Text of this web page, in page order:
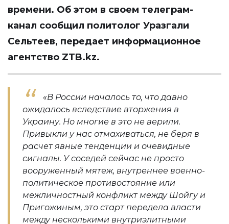
времени. Об этом в своем телеграм-
канал сообщил политолог Уразгали
Сельтеев, передает информационное
агентство ZTB.kz.
«В России началось то, что давно
ожидалось вследствие вторжения в
Украину. Но многие в это не верили.
Привыкли у нас отмахиваться, не беря в
расчет явные тенденции и очевидные
сигналы. У соседей сейчас не просто
вооруженный мятеж, внутреннее военно-
политическое противостояние или
межличностный конфликт между Шойгу и
Пригожиным, это старт передела власти
между несколькими внутриэлитными